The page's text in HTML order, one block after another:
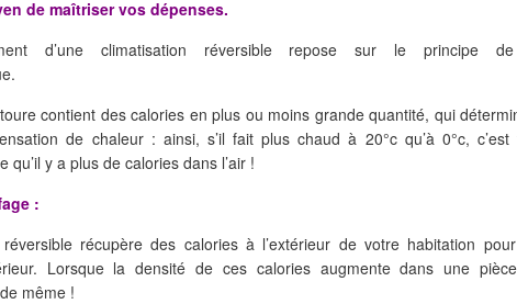
de maîtriser vos dépenses.
d’une climatisation réversible repose sur le principe
contient des calories en plus ou moins grande quantité, qui
de chaleur : ainsi, s’il fait plus chaud à 20°c qu’à 0°c, c’est
qu’il y a plus de calories dans l’air !
:
récupère des calories à l’extérieur de votre habitation
Lorsque la densité de ces calories augmente dans une
même !